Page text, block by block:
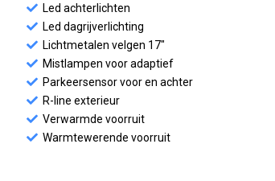
Led achterlichten
Led dagrijverlichting
Lichtmetalen velgen 17"
Mistlampen voor adaptief
Parkeersensor voor en achter
R-line exterieur
Verwarmde voorruit
Warmtewerende voorruit